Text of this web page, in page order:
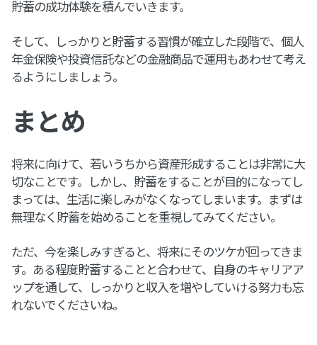
貯蓄の成功体験を積んでいきます。
そして、しっかりと貯蓄する習慣が確立した段階で、個人
年金保険や投資信託などの金融商品で運用もあわせて考え
るようにしましょう。
まとめ
将来に向けて、若いうちから資産形成することは非常に大
切なことです。しかし、貯蓄をすることが目的になってし
まっては、生活に楽しみがなくなってしまいます。まずは
無理なく貯蓄を始めることを重視してみてください。
ただ、今を楽しみすぎると、将来にそのツケが回ってきま
す。ある程度貯蓄することと合わせて、自身のキャリアア
ップを通して、しっかりと収入を増やしていける努力も忘
れないでくださいね。